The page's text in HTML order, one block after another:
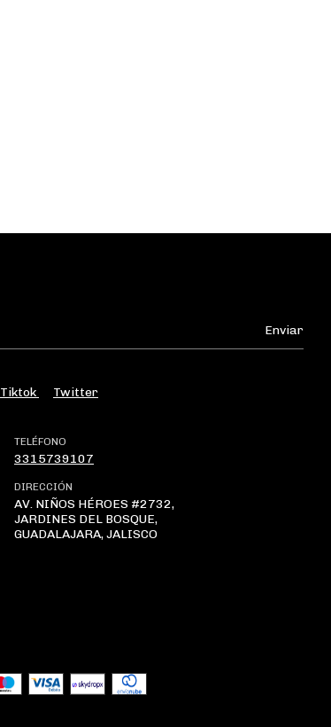
Tiktok Twitter
TELÉFONO
3315739107
DIRECCIÓN
AV. NIÑOS HÉROES #2732,
JARDINES DEL BOSQUE,
GUADALAJARA, JALISCO